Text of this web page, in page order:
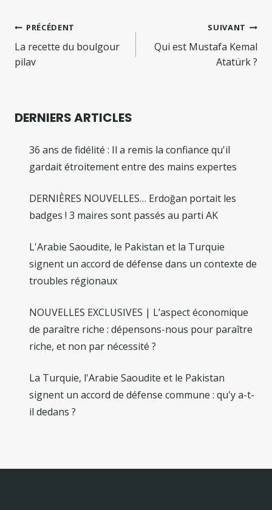
Navigation
de
l’article
PRÉCÉDENT
La recette du boulgour
pilav
SUIVANT
Qui est Mustafa Kemal
Atatürk ?
DERNIERS ARTICLES
36 ans de fidélité : Il a remis la confiance qu'il
gardait étroitement entre des mains expertes
DERNIÈRES NOUVELLES… Erdoğan portait les
badges ! 3 maires sont passés au parti AK
L'Arabie Saoudite, le Pakistan et la Turquie
signent un accord de défense dans un contexte de
troubles régionaux
NOUVELLES EXCLUSIVES | L’aspect économique
de paraître riche : dépensons-nous pour paraître
riche, et non par nécessité ?
La Turquie, l'Arabie Saoudite et le Pakistan
signent un accord de défense commune : qu'y a-t-
il dedans ?